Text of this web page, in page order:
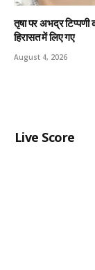
तृषा पर अभद्र टिप्पणी
हिरासत में लिए गए
August 4, 2026
Live Score